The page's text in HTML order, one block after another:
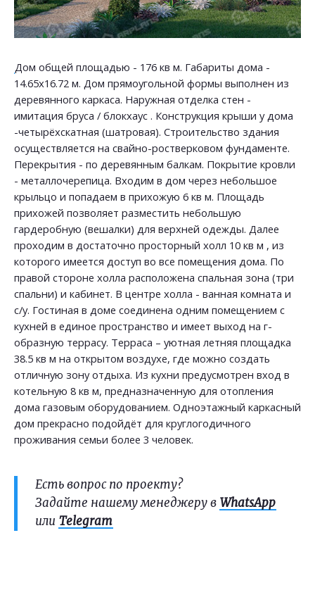
Дом общей площадью - 176 кв м. Габариты дома -
14.65х16.72 м. Дом прямоугольной формы выполнен из
деревянного каркаса. Наружная отделка стен -
имитация бруса / блокхаус . Конструкция крыши у дома
-четырёхскатная (шатровая). Строительство здания
осуществляется на свайно-ростверковом фундаменте.
Перекрытия - по деревянным балкам. Покрытие кровли
- металлочерепица. Входим в дом через небольшое
крыльцо и попадаем в прихожую 6 кв м. Площадь
прихожей позволяет разместить небольшую
гардеробную (вешалки) для верхней одежды. Далее
проходим в достаточно просторный холл 10 кв м , из
которого имеется доступ во все помещения дома. По
правой стороне холла расположена спальная зона (три
спальни) и кабинет. В центре холла - ванная комната и
с/у. Гостиная в доме соединена одним помещением с
кухней в единое пространство и имеет выход на г-
образную террасу. Терраса – уютная летняя площадка
38.5 кв м на открытом воздухе, где можно создать
отличную зону отдыха. Из кухни предусмотрен вход в
котельную 8 кв м, предназначенную для отопления
дома газовым оборудованием. Одноэтажный каркасный
дом прекрасно подойдёт для круглогодичного
проживания семьи более 3 человек.
Есть вопрос по проекту?
Задайте нашему менеджеру в WhatsApp
или Telegram